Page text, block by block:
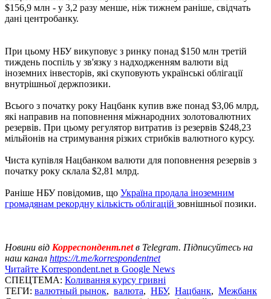
$156,9 млн - у 3,2 разу менше, ніж тижнем раніше, свідчать
дані центробанку.
При цьому НБУ викуповує з ринку понад $150 млн третій
тиждень поспіль у зв'язку з надходженням валюти від
іноземних інвесторів, які скуповують українські облігації
внутрішньої держпозики.
Всього з початку року Нацбанк купив вже понад $3,06 млрд,
які направив на поповнення міжнародних золотовалютних
резервів. При цьому регулятор витратив із резервів $248,23
мільйонів на стримування різких стрибків валютного курсу.
Чиста купівля Нацбанком валюти для поповнення резервів з
початку року склала $2,81 млрд.
Раніше НБУ повідомив, що Україна продала іноземним
громадянам рекордну кількість облігацій зовнішньої позики.
Новини від Корреспондент.netв Telegram. Підписуйтесь на
наш канал https://t.me/korrespondentnet
Читайте Korrespondent.net в Google News
СПЕЦТЕМА: Коливання курсу гривні
ТЕГИ: валютный рынок, валюта, НБУ, Нацбанк, Межбанк